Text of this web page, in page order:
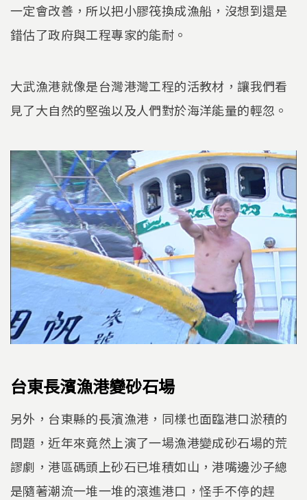
一定會改善，所以把小膠筏換成漁船，沒想到還是
錯估了政府與工程專家的能耐。
大武漁港就像是台灣港灣工程的活教材，讓我們看
見了大自然的堅強以及人們對於海洋能量的輕忽。
台東長濱漁港變砂石場
另外，台東縣的長濱漁港，同樣也面臨港口淤積的
問題，近年來竟然上演了一場漁港變成砂石場的荒
謬劇，港區碼頭上砂石已堆積如山，港嘴邊沙子總
是隨著潮流一堆一堆的滾進港口，怪手不停的趕